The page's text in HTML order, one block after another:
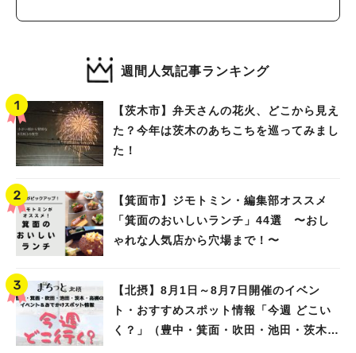
週間人気記事ランキング
【茨木市】弁天さんの花火、どこから見え
た？今年は茨木のあちこちを巡ってみまし
た！
【箕面市】ジモトミン・編集部オススメ
「箕面のおいしいランチ」44選 〜おし
ゃれな人気店から穴場まで！〜
【北摂】8月1日～8月7日開催のイベン
ト・おすすめスポット情報「今週 どこい
く？」（豊中・箕面・吹田・池田・茨木・